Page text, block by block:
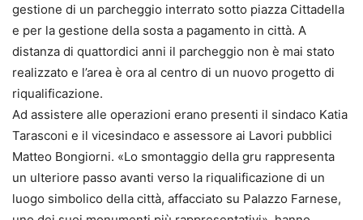
gestione di un parcheggio interrato sotto piazza Cittadella
e per la gestione della sosta a pagamento in città. A
distanza di quattordici anni il parcheggio non è mai stato
realizzato e l’area è ora al centro di un nuovo progetto di
riqualificazione.
Ad assistere alle operazioni erano presenti il sindaco Katia
Tarasconi e il vicesindaco e assessore ai Lavori pubblici
Matteo Bongiorni. «Lo smontaggio della gru rappresenta
un ulteriore passo avanti verso la riqualificazione di un
luogo simbolico della città, affacciato su Palazzo Farnese,